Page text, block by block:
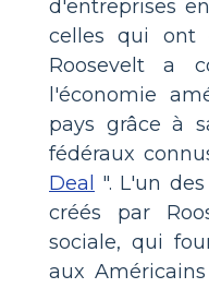
d'entreprises
celles qui ont
Roosevelt a
l'économie
pays grâce à
fédéraux
Deal
". L'un
créés par
sociale, qui
aux